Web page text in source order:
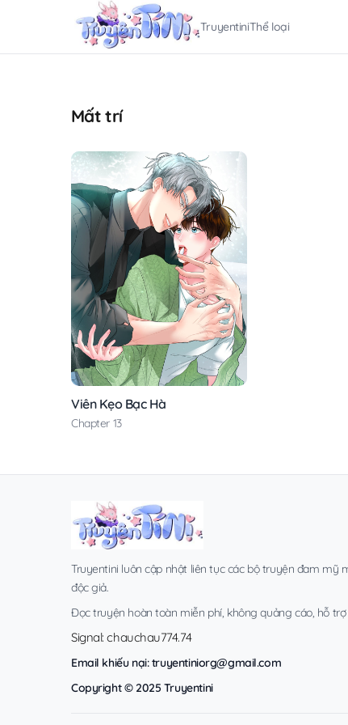
TruyentiniThể loại
Mất trí
Viên Kẹo Bạc Hà
Chapter 13
Truyentini luôn cập nhật liên tục các bộ truyện đam mỹ
độc giả.
Đọc truyện hoàn toàn miễn phí, không quảng cáo, hỗ trợ
Signal: chauchau774.74
Email khiếu nại:truyentiniorg@gmail.com
Copyright © 2025 Truyentini